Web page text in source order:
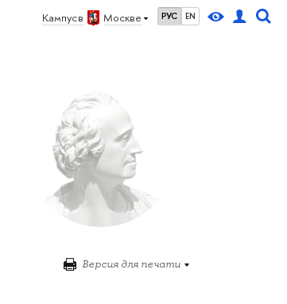
Кампус в Москве РУС EN
Версия для печати